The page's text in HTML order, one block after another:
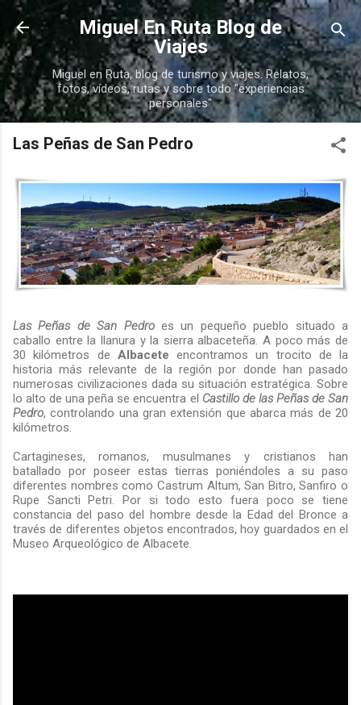
Ir al contenido principal
Miguel En Ruta Blog de
Viajes
Miguel en Ruta, blog de turismo y viajes. Relatos,
fotos, vídeos, rutas y sobre todo "experiencias
personales"
Las Peñas de San Pedro
Las Peñas de San Pedroes un pequeño pueblo situado a
caballo entre la llanura y la sierra albaceteña. A poco más de
30 kilómetros de Albacete encontramos un trocito de la
historia más relevante de la región por donde han pasado
numerosas civilizaciones dada su situación estratégica. Sobre
lo alto de una peña se encuentra el Castillo de las Peñas de San
Pedro, controlando una gran extensión que abarca más de 20
kilómetros.
Cartagineses, romanos, musulmanes y cristianos han
batallado por poseer estas tierras poniéndoles a su paso
diferentes nombres como Castrum Altum, San Bitro, Sanfiro o
Rupe Sancti Petri. Por si todo esto fuera poco se tiene
constancia del paso del hombre desde la Edad del Bronce a
través de diferentes objetos encontrados, hoy guardados en el
Museo Arqueológico de Albacete.